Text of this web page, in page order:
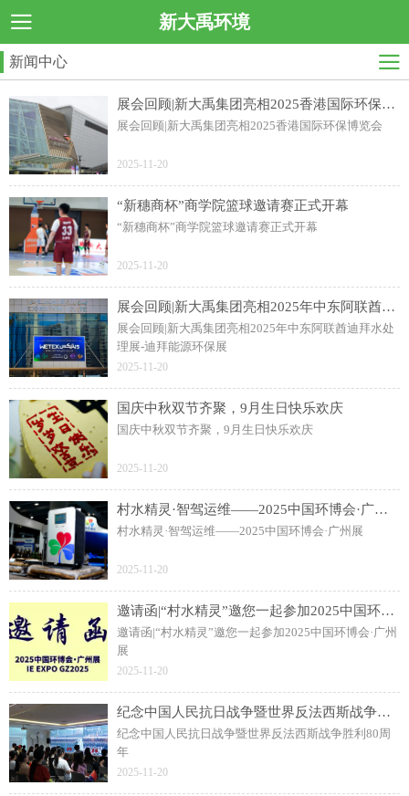
新大禹环境
新闻中心
展会回顾|新大禹集团亮相2025香港国际环保博览会
展会回顾|新大禹集团亮相2025香港国际环保博览会
2025-11-20
“新穗商杯”商学院篮球邀请赛正式开幕
“新穗商杯”商学院篮球邀请赛正式开幕
2025-11-20
展会回顾|新大禹集团亮相2025年中东阿联酋迪拜水处理展-迪拜能源环保展
展会回顾|新大禹集团亮相2025年中东阿联酋迪拜水处
理展-迪拜能源环保展
2025-11-20
国庆中秋双节齐聚，9月生日快乐欢庆
国庆中秋双节齐聚，9月生日快乐欢庆
2025-11-20
村水精灵·智驾运维——2025中国环博会·广州展
村水精灵·智驾运维——2025中国环博会·广州展
2025-11-20
邀请函|“村水精灵”邀您一起参加2025中国环博会·广州展
邀请函|“村水精灵”邀您一起参加2025中国环博会·广州
展
2025-11-20
纪念中国人民抗日战争暨世界反法西斯战争胜利80周年
纪念中国人民抗日战争暨世界反法西斯战争胜利80周
年
2025-11-20